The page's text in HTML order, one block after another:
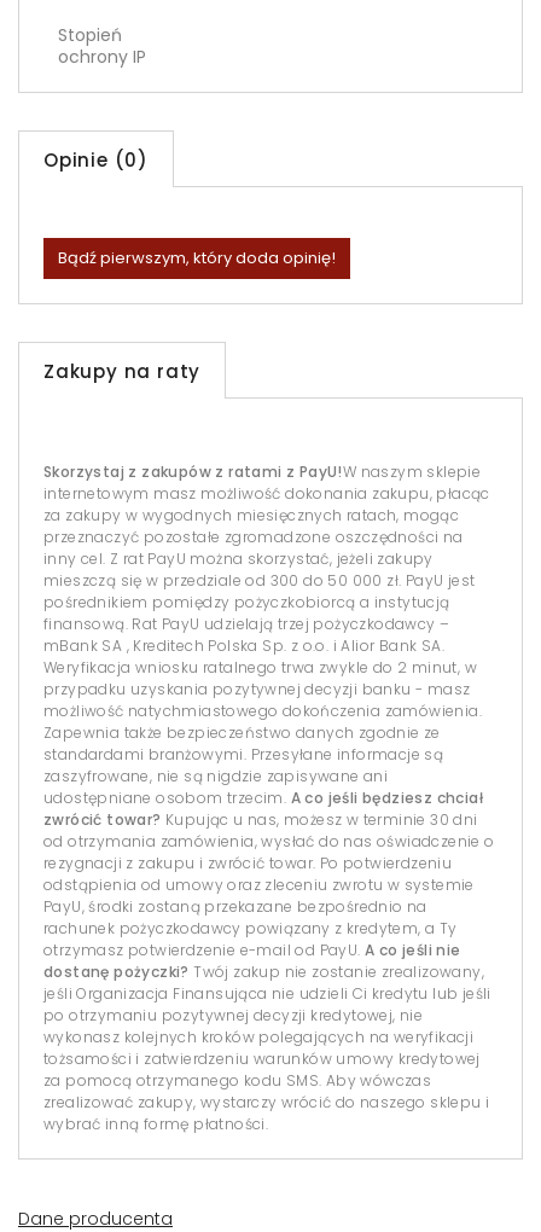
Stopień
ochrony IP
Opinie (0)
Bądź pierwszym, który doda opinię!
Zakupy na raty
Skorzystaj z zakupów z ratami z PayU!W naszym sklepie
internetowym masz możliwość dokonania zakupu, płacąc
za zakupy w wygodnych miesięcznych ratach, mogąc
przeznaczyć pozostałe zgromadzone oszczędności na
inny cel. Z rat PayU można skorzystać, jeżeli zakupy
mieszczą się w przedziale od 300 do 50 000 zł. PayU jest
pośrednikiem pomiędzy pożyczkobiorcą a instytucją
finansową. Rat PayU udzielają trzej pożyczkodawcy –
mBank SA , Kreditech Polska Sp. z o.o. i Alior Bank SA.
Weryfikacja wniosku ratalnego trwa zwykle do 2 minut, w
przypadku uzyskania pozytywnej decyzji banku - masz
możliwość natychmiastowego dokończenia zamówienia.
Zapewnia także bezpieczeństwo danych zgodnie ze
standardami branżowymi. Przesyłane informacje są
zaszyfrowane, nie są nigdzie zapisywane ani
udostępniane osobom trzecim. A co jeśli będziesz chciał
zwrócić towar? Kupując u nas, możesz w terminie 30 dni
od otrzymania zamówienia, wysłać do nas oświadczenie o
rezygnacji z zakupu i zwrócić towar. Po potwierdzeniu
odstąpienia od umowy oraz zleceniu zwrotu w systemie
PayU, środki zostaną przekazane bezpośrednio na
rachunek pożyczkodawcy powiązany z kredytem, a Ty
otrzymasz potwierdzenie e-mail od PayU. A co jeśli nie
dostanę pożyczki? Twój zakup nie zostanie zrealizowany,
jeśli Organizacja Finansująca nie udzieli Ci kredytu lub jeśli
po otrzymaniu pozytywnej decyzji kredytowej, nie
wykonasz kolejnych kroków polegających na weryfikacji
tożsamości i zatwierdzeniu warunków umowy kredytowej
za pomocą otrzymanego kodu SMS. Aby wówczas
zrealizować zakupy, wystarczy wrócić do naszego sklepu i
wybrać inną formę płatności.
Dane producenta